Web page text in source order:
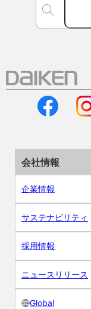
会社情報
企業情報
サステナビリティ
採用情報
ニュースリリース
Global